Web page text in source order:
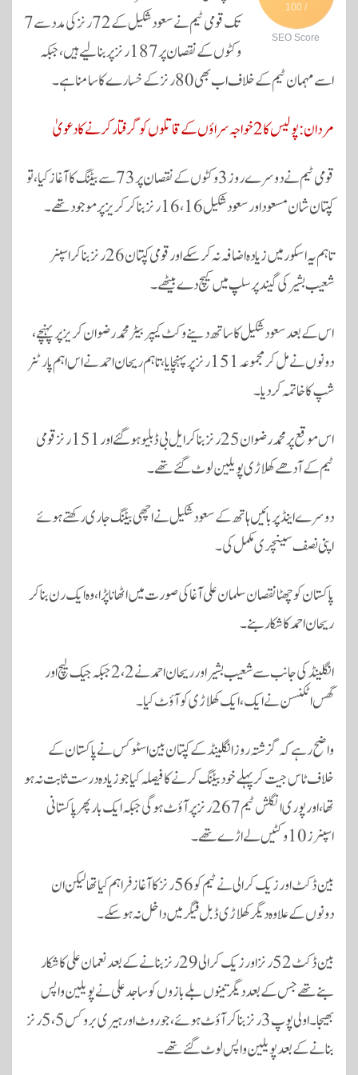
pp / 100
SEO Score
تک قومی ٹیم نے سعود شکیل کے 72 رنز کی مدد سے 7
وکٹوں کے نقصان پر 187 رنز پر بنا لیے ہیں، جبکہ
اسے مہمان ٹیم کے خلاف اب بھی 80 رنز کے خسارے کا سامنا ہے۔
مردان: پولیس کا 2 خواجہ سراؤں کے قاتلوں کو گرفتار کرنے کا دعویٰ
قومی ٹیم نے دوسرے روز 3 وکٹوں کے نقصان پر 73 سے بیٹنگ کا آغاز کیا، تو
کپتان شان مسعود اور سعود شکیل 16، 16 رنز بنا کر کریز پر موجود تھے۔
تاہم یہ اسکور میں زیادہ اضافہ نہ کرسکے اور قومی کپتان 26 رنز بنا کر اسپنر
شعیب بشیر کی گیند پر سلپ میں کیچ دے بیٹھے۔
اس کے بعد سعود شکیل کا ساتھ دینے وکٹ کیپر بیٹر محمد رضوان کریز پر پہنچے،
دونوں نے مل کر مجموعہ 151 رنز پر پہنچایا، تاہم ریحان احمد نے اس اہم پارٹنر
شپ کا خاتمہ کر دیا۔
اس موقع پر محمد رضوان 25 رنز بنا کر ایل بی ڈبلیو ہو گئے اور 151 رنز قومی
ٹیم کے آدھے کھلاڑی پویلین لوٹ گئے تھے۔
دوسرے اینڈ پر بائیں ہاتھ کے سعود شکیل نے اچھی بیٹنگ جاری رکھتے ہوئے
اپنی نصف سینچری مکمل کی۔
پاکستان کو چھٹا نقصان سلمان علی آغا کی صورت میں اٹھانا پڑا، وہ ایک رن بنا کر
ریحان احمد کا شکار بنے۔
انگلینڈ کی جانب سے شعیب بشیر اور ریحان احمد نے 2، 2 جبکہ جیک لیچ اور
گس اٹکنسن نے ایک، ایک کھلاڑی کو آؤٹ کیا۔
واضح رہے کہ گزشتہ روز انگلینڈ کے کپتان بین اسٹوکس نے پاکستان کے
خلاف ٹاس جیت کر پہلے خود بیٹنگ کرنے کا فیصلہ کیا جو زیادہ درست ثابت نہ ہو
تھا، اور پوری انگلش ٹیم 267 رنز پر آؤٹ ہوگی جبکہ ایک بار پھر پاکستانی
اسپنرز 10 وکٹیں لے اڑے تھے۔
بین ڈکٹ اور زیک کرالی نے ٹیم کو 56 رنز کا آغاز فراہم کیا تھا لیکن ان
دونوں کے علاوہ دیگر کھلاڑی ڈبل فیگر میں داخل نہ ہوسکے۔
بین ڈکٹ 52 رنز اور زیک کرالی 29 رنز بنانے کے بعد نعمان علی کا شکار
بنے تھے جس کے بعد دیگر تینوں بلے بازوں کو ساجد علی نے پویلین واپس
بھیجا۔ اولی پوپ 3 رنز بناکر آؤٹ ہوئے، جو روٹ اور ہیری بروکس 5،5 رنز
بنانے کے بعد پویلین واپس لوٹ گئے تھے۔